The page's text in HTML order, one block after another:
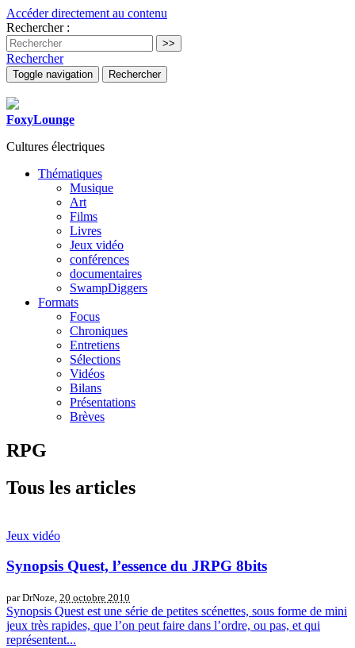
Accéder directement au contenu
Rechercher :
Rechercher
Toggle navigation Rechercher
FoxyLounge
Cultures électriques
Thématiques
Musique
Art
Films
Livres
Jeux vidéo
conférences
documentaires
SwampDiggers
Formats
Focus
Chroniques
Entretiens
Sélections
Vidéos
Bilans
Présentations
Brèves
RPG
Tous les articles
Jeux vidéo
Synopsis Quest, l’essence du JRPG 8bits
par DrNoze, 20 octobre 2010
Synopsis Quest est une série de petites scénettes, sous forme de mini
jeux très rapides, que l’on peut faire dans l’ordre, ou pas, et qui
représentent...